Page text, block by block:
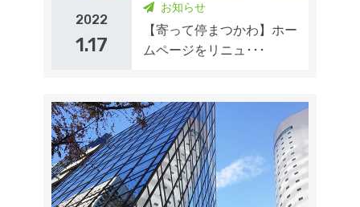
2022
1.17
お知らせ
【寄って停まつかわ】ホー
ムページをリニュ･･･